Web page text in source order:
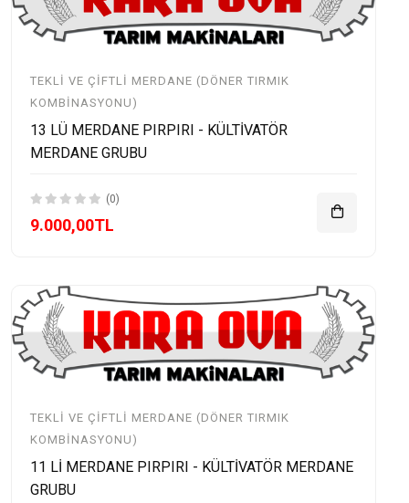
TEKLI VE ÇIFTLI MERDANE (DÖNER TIRMIK
KOMBINASYONU)
13 LÜ MERDANE PIRPIRI - KÜLTİVATÖR
MERDANE GRUBU
(0)
9.000,00TL
TEKLI VE ÇIFTLI MERDANE (DÖNER TIRMIK
KOMBINASYONU)
11 Lİ MERDANE PIRPIRI - KÜLTİVATÖR MERDANE
GRUBU